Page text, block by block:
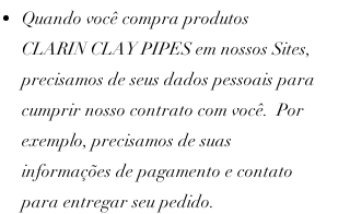
Quando você compra produtos
CLARIN CLAY PIPES em nossos Sites,
precisamos de seus dados pessoais para
cumprir nosso contrato com você. Por
exemplo, precisamos de suas
informações de pagamento e contato
para entregar seu pedido.